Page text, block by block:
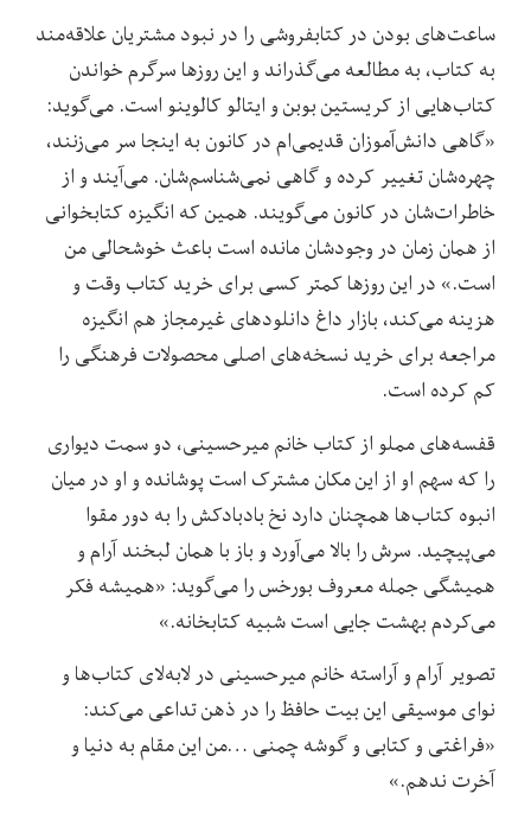
ساعت‌های بودن در کتابفروشی را در نبود مشتریان علاقه‌مند
به کتاب، به مطالعه می‌گذراند و این روزها سرگرم خواندن
کتاب‌هایی از کریستین بوبن و ایتالو کالوینو است. می‌گوید:
«گاهی دانش‌آموزان قدیمی‌ام در کانون به اینجا سر می‌زنند،
چهره‌شان تغییر کرده و گاهی نمی‌شناسم‌شان. می‌آیند و از
خاطرات‌شان در کانون می‌گویند. همین که انگیزه کتابخوانی
از همان زمان در وجودشان مانده است باعث خوشحالی من
است.» در این روزها کمتر کسی برای خرید کتاب وقت و
هزینه می‌کند، بازار داغ دانلودهای غیرمجاز هم انگیزه
مراجعه برای خرید نسخه‌های اصلی محصولات فرهنگی را
کم کرده است.
قفسه‌های مملو از کتاب خانم میرحسینی، دو سمت دیواری
را که سهم او از این مکان مشترک است پوشانده و او در میان
انبوه کتاب‌ها همچنان دارد نخ بادبادکش را به دور مقوا
می‌پیچید. سرش را بالا می‌آورد و باز با همان لبخند آرام و
همیشگی جمله معروف بورخس را می‌گوید: «همیشه فکر
می‌کردم بهشت جایی است شبیه کتابخانه.»
تصویر آرام و آراسته خانم میرحسینی در لابه‌لای کتاب‌ها و
نوای موسیقی این بیت حافظ را در ذهن تداعی می‌کند:
«فراغتی و کتابی و گوشه چمنی …من این مقام به دنیا و
آخرت ندهم.»